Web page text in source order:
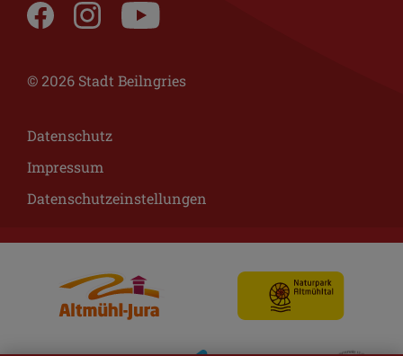
© 2026 Stadt Beilngries
Datenschutz
Impressum
Datenschutzeinstellungen